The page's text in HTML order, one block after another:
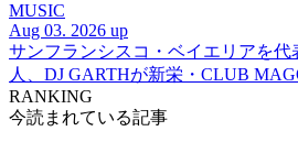
MUSIC
Aug 03. 2026 up
サンフランシスコ・ベイエリアを代
人、DJ GARTHが新栄・CLUB
RANKING
今読まれている記事